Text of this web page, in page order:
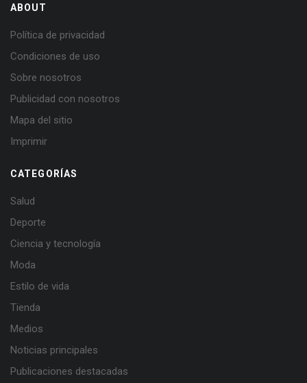
ABOUT
Política de privacidad
Condiciones de uso
Sobre nosotros
Publicidad con nosotros
Mapa del sitio
Imprimir
CATEGORÍAS
Salud
Deporte
Ciencia y tecnología
Moda
Estilo de vida
Tienda
Medios
Noticias principales
Publicaciones destacadas